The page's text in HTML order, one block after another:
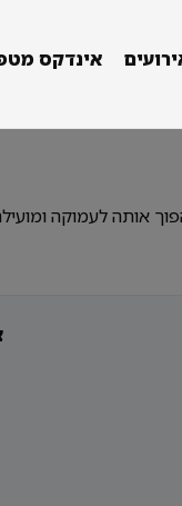
אינדקס
אותה לעמוקה